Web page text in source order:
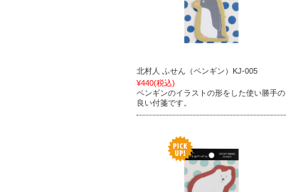
北村人 ふせん（ペンギン）KJ-005
¥440(税込)
ペンギンのイラストの形をした使い勝手の
良い付箋です。